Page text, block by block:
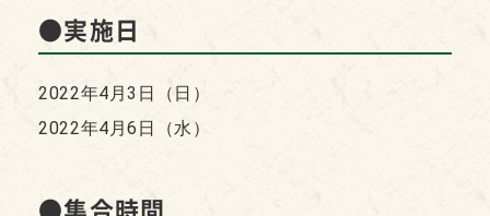
●実施日
2022年4月3日（日）
2022年4月6日（水）